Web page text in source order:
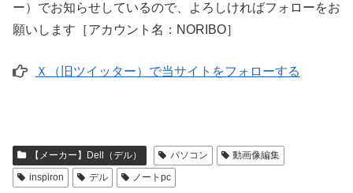
ー）でお知らせしているので、よろしければフォローをお
願いします［アカウント名：NORIBO］
Ｘ（旧ツイッター）で当サイトをフォローする
【メーカー】Dell（デル） パソコン
動画像編集
inspiron
デル ノートpc